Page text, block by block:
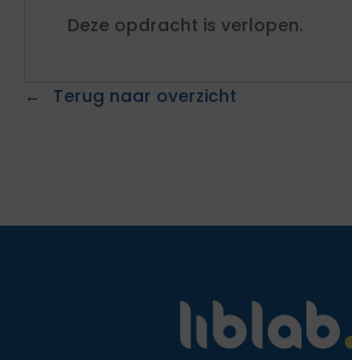
Deze opdracht is verlopen.
Terug naar overzicht